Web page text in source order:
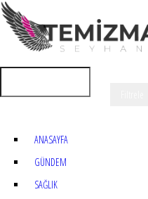
ANASAYFA
GÜNDEM
SAĞLIK